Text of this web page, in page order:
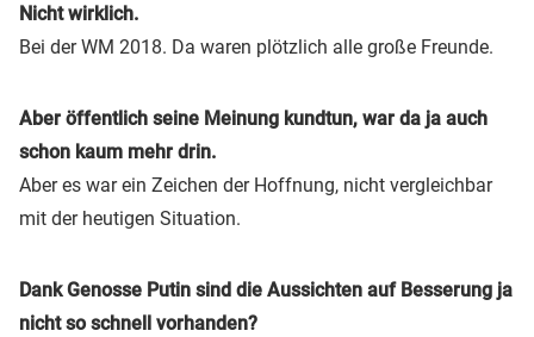
Nicht wirklich.
Bei der WM 2018. Da waren plötzlich alle große Freunde.
Aber öffentlich seine Meinung kundtun, war da ja auch
schon kaum mehr drin.
Aber es war ein Zeichen der Hoffnung, nicht vergleichbar
mit der heutigen Situation.
Dank Genosse Putin sind die Aussichten auf Besserung ja
nicht so schnell vorhanden?